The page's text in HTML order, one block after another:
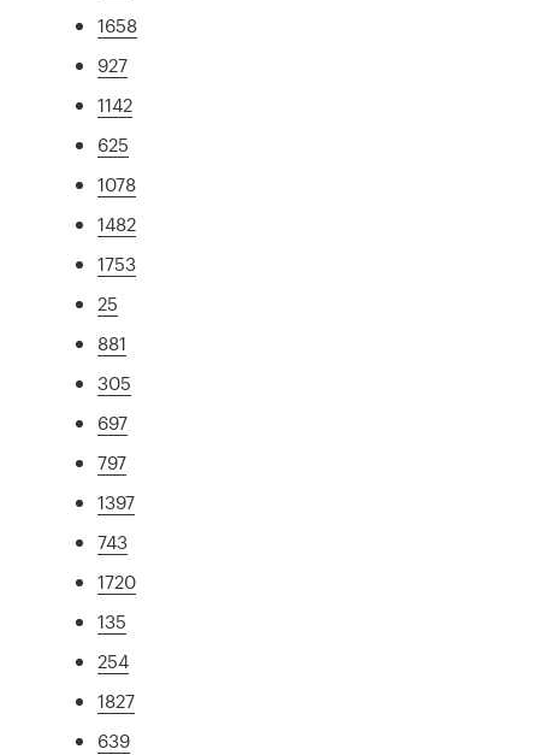
1658
927
1142
625
1078
1482
1753
25
881
305
697
797
1397
743
1720
135
254
1827
639